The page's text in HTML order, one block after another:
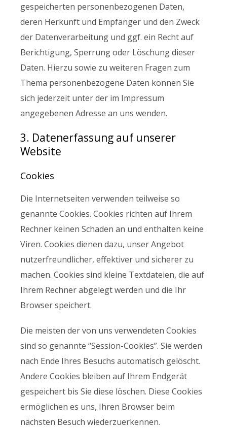
gespeicherten personenbezogenen Daten,
deren Herkunft und Empfänger und den Zweck
der Datenverarbeitung und ggf. ein Recht auf
Berichtigung, Sperrung oder Löschung dieser
Daten. Hierzu sowie zu weiteren Fragen zum
Thema personenbezogene Daten können Sie
sich jederzeit unter der im Impressum
angegebenen Adresse an uns wenden.
3. Datenerfassung auf unserer
Website
Cookies
Die Internetseiten verwenden teilweise so
genannte Cookies. Cookies richten auf Ihrem
Rechner keinen Schaden an und enthalten keine
Viren. Cookies dienen dazu, unser Angebot
nutzerfreundlicher, effektiver und sicherer zu
machen. Cookies sind kleine Textdateien, die auf
Ihrem Rechner abgelegt werden und die Ihr
Browser speichert.
Die meisten der von uns verwendeten Cookies
sind so genannte “Session-Cookies”. Sie werden
nach Ende Ihres Besuchs automatisch gelöscht.
Andere Cookies bleiben auf Ihrem Endgerät
gespeichert bis Sie diese löschen. Diese Cookies
ermöglichen es uns, Ihren Browser beim
nächsten Besuch wiederzuerkennen.